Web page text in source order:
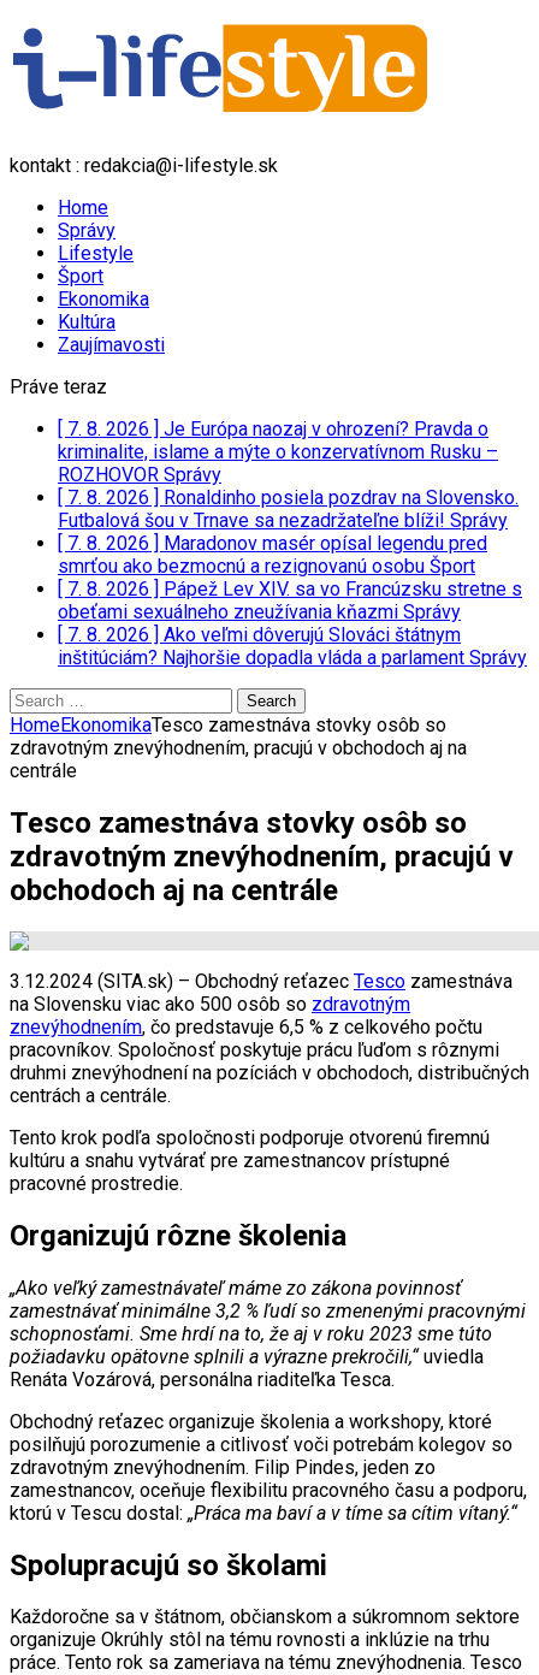
kontakt : redakcia@i-lifestyle.sk
Home
Správy
Lifestyle
Šport
Ekonomika
Kultúra
Zaujímavosti
Práve teraz
[ 7. 8. 2026 ] Je Európa naozaj v ohrození? Pravda o
kriminalite, islame a mýte o konzervatívnom Rusku –
ROZHOVOR Správy
[ 7. 8. 2026 ] Ronaldinho posiela pozdrav na Slovensko.
Futbalová šou v Trnave sa nezadržateľne blíži! Správy
[ 7. 8. 2026 ] Maradonov masér opísal legendu pred
smrťou ako bezmocnú a rezignovanú osobu Šport
[ 7. 8. 2026 ] Pápež Lev XIV. sa vo Francúzsku stretne s
obeťami sexuálneho zneužívania kňazmi Správy
[ 7. 8. 2026 ] Ako veľmi dôverujú Slováci štátnym
inštitúciám? Najhoršie dopadla vláda a parlament Správy
Search
for:
HomeEkonomikaTesco zamestnáva stovky osôb so
zdravotným znevýhodnením, pracujú v obchodoch aj na
centrále
Tesco zamestnáva stovky osôb so
zdravotným znevýhodnením, pracujú v
obchodoch aj na centrále
3.12.2024 (SITA.sk) – Obchodný reťazec Tesco zamestnáva
na Slovensku viac ako 500 osôb so zdravotným
znevýhodnením, čo predstavuje 6,5 % z celkového počtu
pracovníkov. Spoločnosť poskytuje prácu ľuďom s rôznymi
druhmi znevýhodnení na pozíciách v obchodoch, distribučných
centrách a centrále.
Tento krok podľa spoločnosti podporuje otvorenú firemnú
kultúru a snahu vytvárať pre zamestnancov prístupné
pracovné prostredie.
Organizujú rôzne školenia
„Ako veľký zamestnávateľ máme zo zákona povinnosť
zamestnávať minimálne 3,2 % ľudí so zmenenými pracovnými
schopnosťami. Sme hrdí na to, že aj v roku 2023 sme túto
požiadavku opätovne splnili a výrazne prekročili,“uviedla
Renáta Vozárová, personálna riaditeľka Tesca.
Obchodný reťazec organizuje školenia a workshopy, ktoré
posilňujú porozumenie a citlivosť voči potrebám kolegov so
zdravotným znevýhodnením. Filip Pindes, jeden zo
zamestnancov, oceňuje flexibilitu pracovného času a podporu,
ktorú v Tescu dostal: „Práca ma baví a v tíme sa cítim vítaný.“
Spolupracujú so školami
Každoročne sa v štátnom, občianskom a súkromnom sektore
organizuje Okrúhly stôl na tému rovnosti a inklúzie na trhu
práce. Tento rok sa zameriava na tému znevýhodnenia. Tesco